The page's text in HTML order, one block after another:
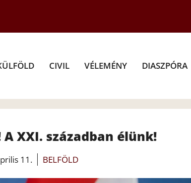
CIVIL VÉLEMÉNY DIASZPÓRA
XXI. században élünk!
11. BELFÖLD